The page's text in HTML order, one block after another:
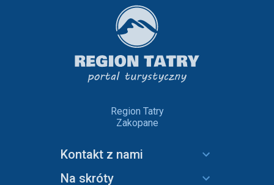
Region Tatry
Zakopane
Kontakt z nami
Na skróty